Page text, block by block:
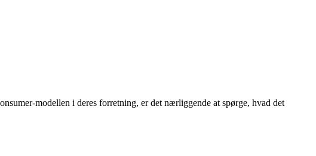
modellen i deres forretning, er det nærliggende at spørge, hvad det